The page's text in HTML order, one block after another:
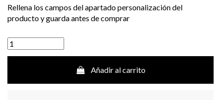
Rellena los campos del apartado personalización del
producto y guarda antes de comprar
Añadir al carrito